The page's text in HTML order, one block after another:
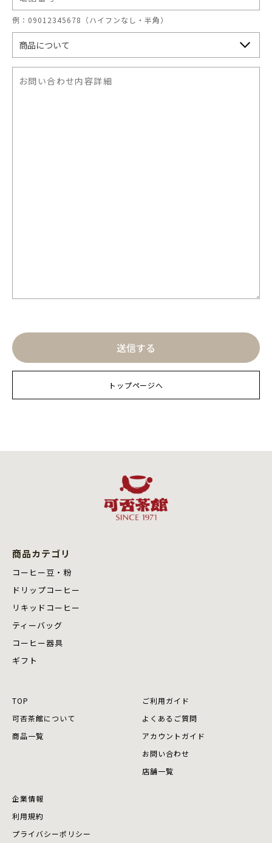
例：09012345678（ハイフンなし・半角）
トップページへ
商品カテゴリ
コーヒー豆・粉
ドリップコーヒー
リキッドコーヒー
ティーバッグ
コーヒー器具
ギフト
TOP
可否茶館について
商品⼀覧
ご利用ガイド
よくあるご質問
アカウントガイド
お問い合わせ
店舗⼀覧
企業情報
利用規約
プライバシーポリシー